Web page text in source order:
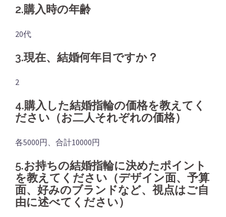
2.購入時の年齢
20代
3.現在、結婚何年目ですか？
2
4.購入した結婚指輪の価格を教えてく
ださい（お二人それぞれの価格）
各5000円、合計10000円
5.お持ちの結婚指輪に決めたポイント
を教えてください（デザイン面、予算
面、好みのブランドなど、視点はご自
由に述べてください）